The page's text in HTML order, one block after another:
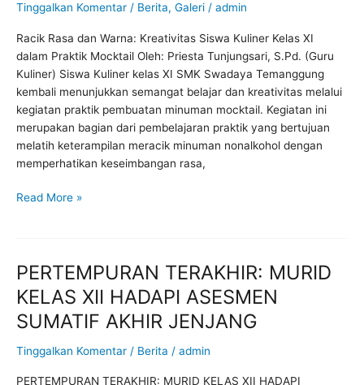
Tinggalkan Komentar / Berita, Galeri / admin
Racik Rasa dan Warna: Kreativitas Siswa Kuliner Kelas XI
dalam Praktik Mocktail Oleh: Priesta Tunjungsari, S.Pd. (Guru
Kuliner) Siswa Kuliner kelas XI SMK Swadaya Temanggung
kembali menunjukkan semangat belajar dan kreativitas melalui
kegiatan praktik pembuatan minuman mocktail. Kegiatan ini
merupakan bagian dari pembelajaran praktik yang bertujuan
melatih keterampilan meracik minuman nonalkohol dengan
memperhatikan keseimbangan rasa,
Siswa
Kuliner
Kelas
XI
dalam
Praktik
Mocktail
Read More »
PERTEMPURAN TERAKHIR: MURID
KELAS XII HADAPI ASESMEN
SUMATIF AKHIR JENJANG
Tinggalkan Komentar / Berita / admin
PERTEMPURAN TERAKHIR: MURID KELAS XII HADAPI
PERTEMPURAN
TERAKHIR:
MURID
KELAS
HADAPI
ASESMEN